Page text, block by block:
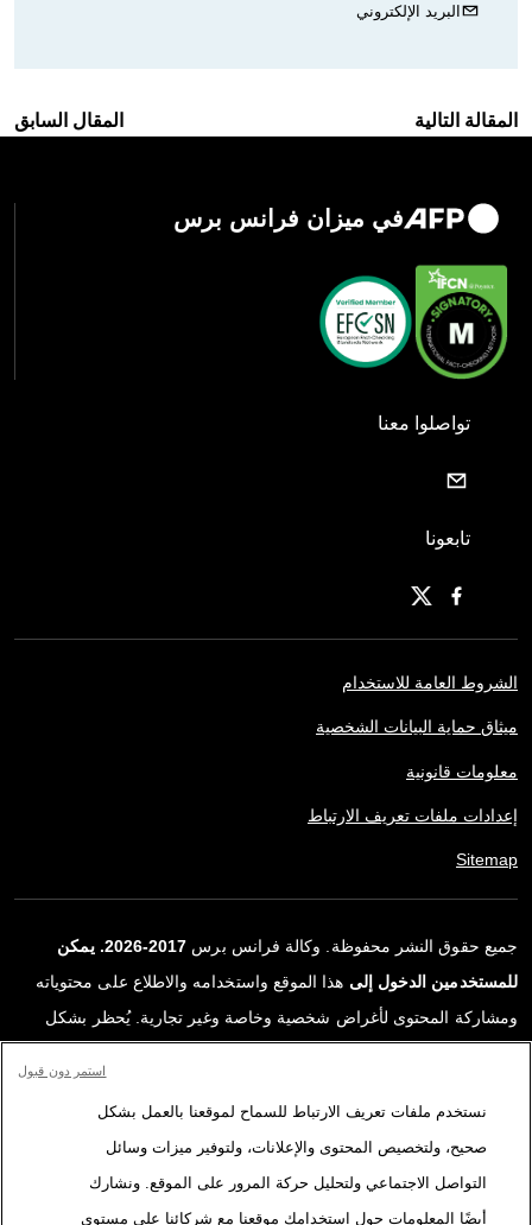
البريد الإلكتروني
المقالة التالية المقال السابق
في ميزان فرانس برس
تواصلوا معنا
تابعونا
الشروط العامة للاستخدام
ميثاق حماية البيانات الشخصية
معلومات قانونية
إعدادات ملفات تعريف الارتباط
Sitemap
جميع حقوق النشر محفوظة. وكالة فرانس برس
2017-2026. يمكن
للمستخدمين الدخول إلى هذا الموقع واستخدامه والاطلاع على محتوياته
ومشاركة المحتوى لأغراض شخصية وخاصة وغير تجارية. يُحظر بشكل
ترخيص محددة موقعة مع وكالة فرانس برس. المواد والروابط الواردة في
التقارير، والتي لم تنتجها وكالة فرانس برس، مستخدمة فقط وبالقدر
اللازم كعناصر إثبات لمحتوى هذه التقارير. لم تحصل فرانس برس على أي
نستخدم ملفات تعريف الارتباط للسماح لموقعنا بالعمل بشكل
صحيح، ولتخصيص المحتوى والإعلانات، ولتوفير ميزات وسائل
التواصل الاجتماعي ولتحليل حركة المرور على الموقع. ونشارك
أيضًا المعلومات حول استخدامك موقعنا مع شركائنا على مستوى
استمر دون قبول